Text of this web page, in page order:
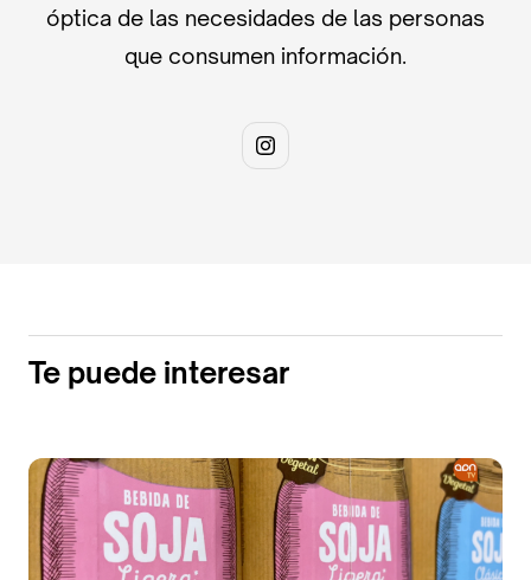
óptica de las necesidades de las personas
que consumen información.
Te puede interesar